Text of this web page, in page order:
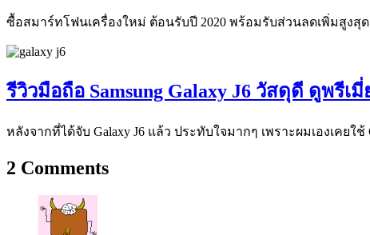
ซื้อสมาร์ทโฟนเครื่องใหม่ ต้อนรับปี 2020 พร้อมรับส่วนลดเพิ่มสูงสุ
รีวิวมือถือ Samsung Galaxy J6 วัสดุดี ดูพรี
หลังจากที่ได้จับ Galaxy J6 แล้ว ประทับใจมากๆ เพราะผมเองเคยใ
2 Comments